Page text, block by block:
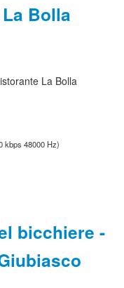
Bolla
La Bolla
kbps 48000 Hz)
bicchiere -